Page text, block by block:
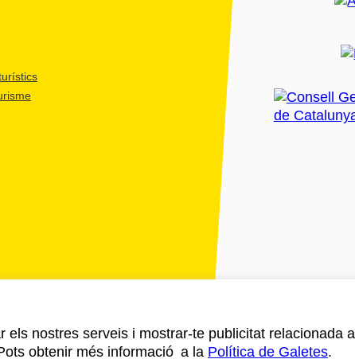
nostres serveis i mostrar-te publicitat relacionada
obtenir més informació a la Política de Galetes.